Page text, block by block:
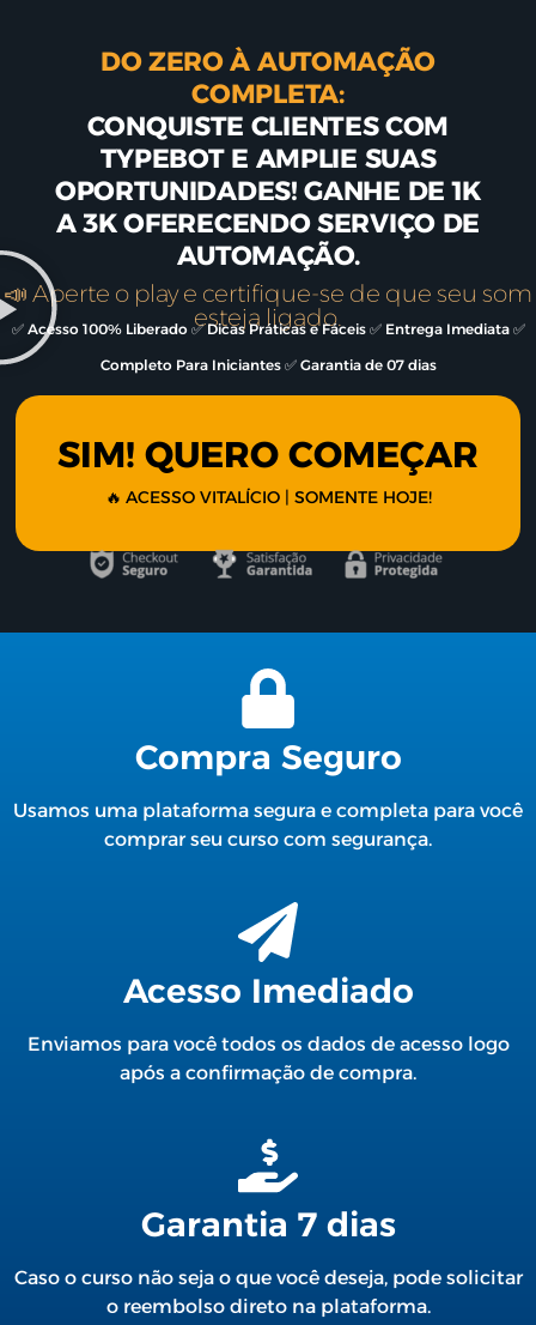
DO ZERO À AUTOMAÇÃO
COMPLETA:
CONQUISTE CLIENTES COM
TYPEBOT E AMPLIE SUAS
OPORTUNIDADES! GANHE DE 1K
A 3K OFERECENDO SERVIÇO DE
AUTOMAÇÃO.
📣 Aperte o play e certifique-se de que seu som
esteja ligado.
✅ Acesso 100% Liberado ✅ Dicas Práticas e Fáceis ✅ Entrega Imediata ✅
Completo Para Iniciantes ✅ Garantia de 07 dias
SIM! QUERO COMEÇAR
🔥 ACESSO VITALÍCIO | SOMENTE HOJE!
Compra Seguro
Usamos uma plataforma segura e completa para você
comprar seu curso com segurança.
Acesso Imediado
Enviamos para você todos os dados de acesso logo
após a confirmação de compra.
Garantia 7 dias
Caso o curso não seja o que você deseja, pode solicitar
o reembolso direto na plataforma.